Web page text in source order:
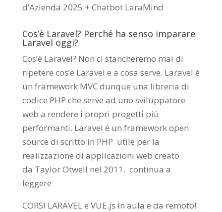
d’Azienda 2025 + Chatbot LaraMind
Cos’è Laravel? Perché ha senso imparare
Laravel oggi?
Cos’è Laravel? Non ci stancheremo mai di
ripetere cos’è Laravel e a cosa serve. Laravel è
un framework MVC dunque una libreria di
codice PHP che serve ad uno sviluppatore
web a rendere i propri progetti più
performanti. Laravel è un framework open
source di scritto in PHP utile per la
realizzazione di applicazioni web creato
da Taylor Otwell nel 2011. continua a
leggere
CORSI LARAVEL e VUE.js in aula e da remoto!